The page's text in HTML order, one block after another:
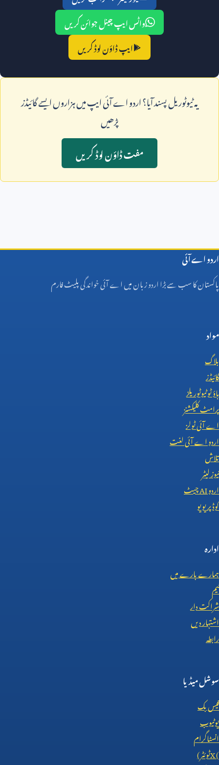
واٹس ایپ چینل جوائن کریں
ایپ ڈاؤن لوڈ کریں
يہ ٹيوٹوريل پسند آيا؟ اردو اے آئی ايپ ميں ہزاروں ايسے گائيڈز
پڑھيں
مفت ڈاؤن لوڈ کريں
اردو اے آئی
پاکستان کا سب سے بڑا اردو زبان میں اے آئی خواندگی پلیٹ فارم
مواد
بلاگ
گائیڈز
ہاؤ ٹو ٹیوٹوریلز
پرامٹ کلیکشنز
اے آئی ٹولز
اردو اے آئی لغت
تلاش
نیوز لیٹر
اردوAIچیٹ
کوڈ پریویو
ادارہ
ہمارے بارے میں
ٹیم
شراکت دار
اشتہار دیں
رابطہ
سوشل میڈیا
فیس بک
یوٹیوب
انسٹاگرام
X (ٹوئٹر)